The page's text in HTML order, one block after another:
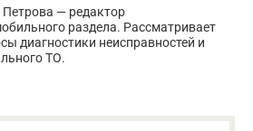
Петрова — редактор
раздела. Рассматривает
диагностики неисправностей и
ТО.